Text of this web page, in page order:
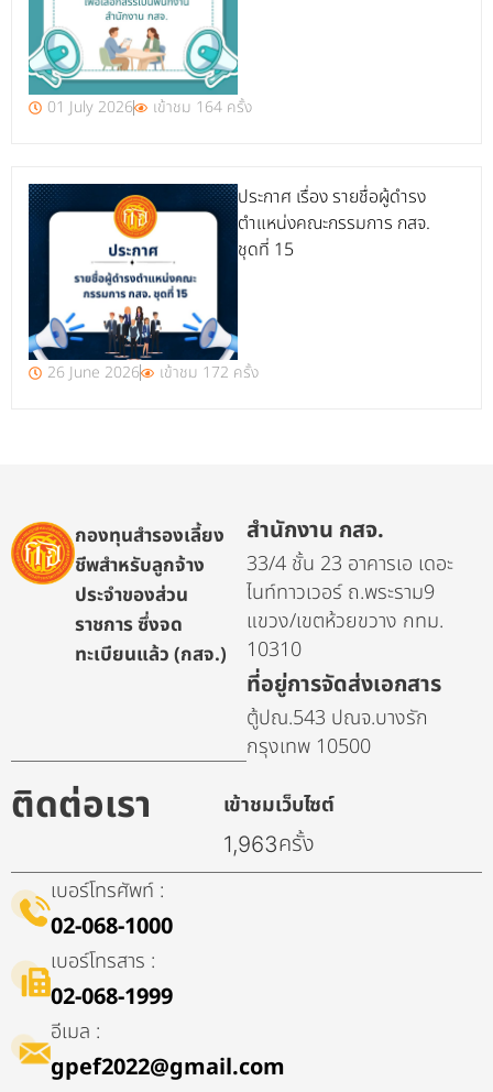
01 July 2026 เข้าชม 164 ครั้ง
ประกาศ เรื่อง รายชื่อผู้ดำรง
ตำแหน่งคณะกรรมการ กสจ.
ชุดที่ 15
26 June 2026 เข้าชม 172 ครั้ง
กองทุนสำรองเลี้ยง
ชีพสำหรับลูกจ้าง
ประจำของส่วน
ราชการ ซึ่งจด
ทะเบียนแล้ว (กสจ.)
สำนักงาน กสจ.
33/4 ชั้น 23 อาคารเอ เดอะ
ไนท์ทาวเวอร์ ถ.พระราม9
แขวง/เขตห้วยขวาง กทม.
10310
ที่อยู่การจัดส่งเอกสาร
ตู้ปณ.543 ปณจ.บางรัก
กรุงเทพ 10500
ติดต่อเรา เข้าชมเว็บไซต์
1,963ครั้ง
เบอร์โทรศัพท์ :
02-068-1000
เบอร์โทรสาร :
02-068-1999
อีเมล :
gpef2022@gmail.com